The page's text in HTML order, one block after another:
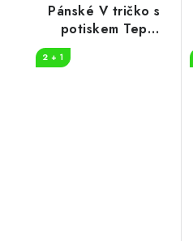
Pánské V tričko s
potiskem Tep
2 + 1